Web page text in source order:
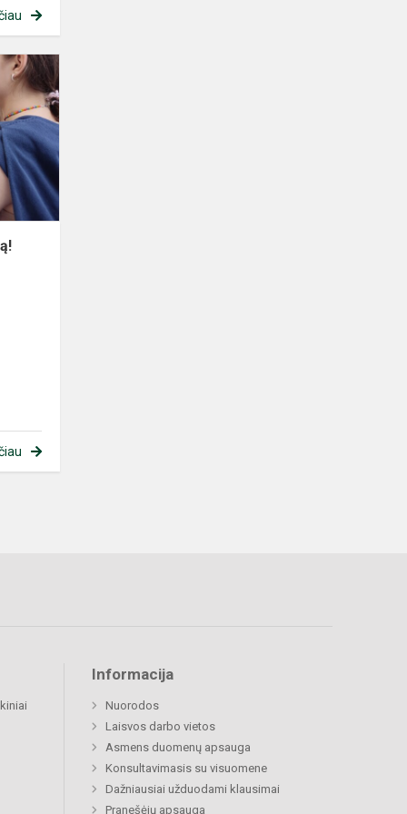
gimtąjį
miestą!
Informacija
Nuorodos
Laisvos darbo vietos
Asmens duomenų apsauga
Konsultavimasis su visuomene
Dažniausiai užduodami klausimai
Pranešėjų apsauga